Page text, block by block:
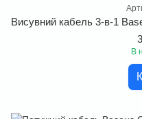
В